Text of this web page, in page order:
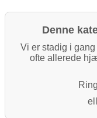
Denne
Vi er stadig i
ofte allerede